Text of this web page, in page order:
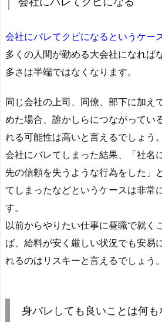
会社にバレてクビになるというケー
多くの人間が勤める大会社になれば
多さは半端ではなくなります。
同じ会社の上司、同僚、部下に加え
めた場合、誰かしらにつながってい
れる可能性は高いと言えるでしょう。
会社にバレてしまった結果、「社名
先の信頼を失うような行為をした」
てしまったなどというケースは非常
す。
以前からやりたい仕事に昼職で就く
ば、給料が安く厳しい状況でも安易
れるのはリスキーと言えるでしょう。
身バレしても良いことは何も